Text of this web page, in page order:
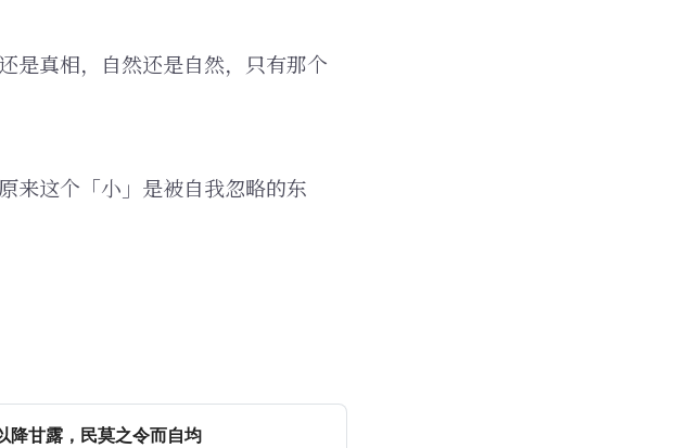
是真相，自然还是自然，只有那个
来这个「小」是被自我忽略的东
降甘露，民莫之令而自均